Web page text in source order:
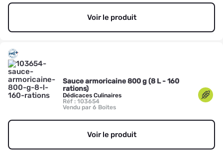
Voir le produit
Sauce armoricaine 800 g (8 L - 160
rations)
Dédicaces Culinaires
Réf : 103654
Vendu par 6 Boites
Voir le produit